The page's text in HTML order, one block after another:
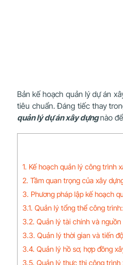
Bản kế hoạch quản lý dự án
tiêu chuẩn. Đáng tiếc thay
quản lý dự án xây dựngnào
1. Kế hoạch quản lý công trình
2. Tầm quan trọng của xây
3. Phương pháp lập kế hoạch
3.1. Quản lý tổng thể công trình:
3.2. Quản lý tài chính và nguồn
3.3. Quản lý thời gian và tiến
3.4. Quản lý hồ sơ, hợp đồng
3.5. Quản lý thực thi công trình